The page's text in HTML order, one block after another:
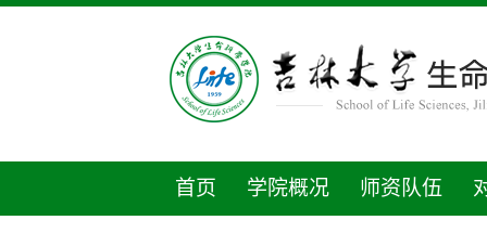
首页 学院概况 师资队伍